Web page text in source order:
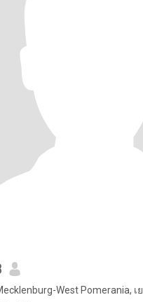
West Pomerania,